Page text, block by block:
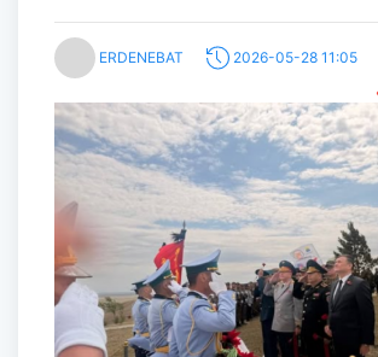
ERDENEBAT
2026-05-28 11:05